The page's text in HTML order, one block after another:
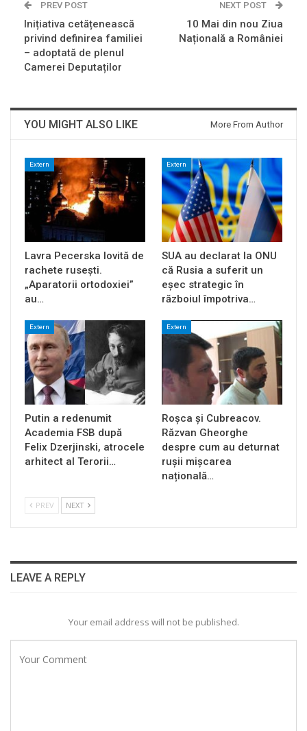
PREV POST
Inițiativa cetățenească
privind definirea familiei
– adoptată de plenul
Camerei Deputaților
NEXT POST
10 Mai din nou Ziua
Națională a României
YOU MIGHT ALSO LIKE More From Author
Extern
Lavra Pecerska lovită de
rachete rusești.
„Aparatorii ortodoxiei”
au…
Extern
SUA au declarat la ONU
că Rusia a suferit un
eșec strategic în
războiul împotriva…
Extern
Putin a redenumit
Academia FSB după
Felix Dzerjinski, atrocele
arhitect al Terorii…
Extern
Roșca și Cubreacov.
Răzvan Gheorghe
despre cum au deturnat
rușii mișcarea
națională…
PREV NEXT
LEAVE A REPLY
Your email address will not be published.